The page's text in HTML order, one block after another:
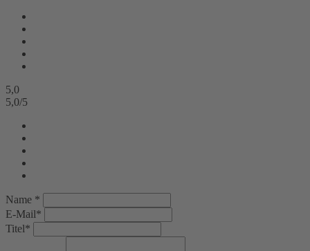
5,0
5,0/5
Name *
E-Mail*
Titel*